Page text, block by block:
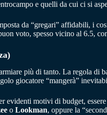
e quelli da cui ci si
da “gregari” affidabili, i
voto, spesso vicino al 6.5,
più di tanto. La regola di
giocatore “mangerà”
evidenti motivi di budget,
o Lookman, oppure la